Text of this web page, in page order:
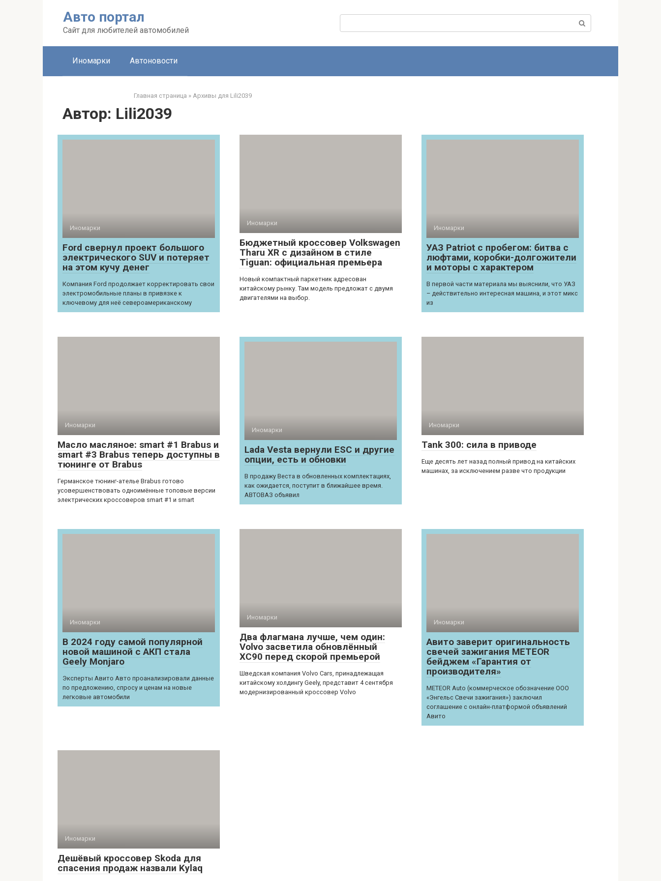
Авто портал
Сайт для любителей автомобилей
Иномарки Автоновости
Главная страница » Архивы для Lili2039
Автор: Lili2039
Иномарки
Ford свернул проект большого
электрического SUV и потеряет
на этом кучу денег
Компания Ford продолжает корректировать свои
электромобильные планы в привязке к
ключевому для неё североамериканскому
Иномарки
Бюджетный кроссовер Volkswagen
Tharu XR с дизайном в стиле
Tiguan: официальная премьера
Новый компактный паркетник адресован
китайскому рынку. Там модель предложат с двумя
двигателями на выбор.
Иномарки
УАЗ Patriot с пробегом: битва с
люфтами, коробки-долгожители
и моторы с характером
В первой части материала мы выяснили, что УАЗ
– действительно интересная машина, и этот микс
из
Иномарки
Масло масляное: smart #1 Brabus и
smart #3 Brabus теперь доступны в
тюнинге от Brabus
Германское тюнинг-ателье Brabus готово
усовершенствовать одноимённые топовые версии
электрических кроссоверов smart #1 и smart
Иномарки
Lada Vesta вернули ESC и другие
опции, есть и обновки
В продажу Веста в обновленных комплектациях,
как ожидается, поступит в ближайшее время.
АВТОВАЗ объявил
Иномарки
Tank 300: сила в приводе
Еще десять лет назад полный привод на китайских
машинах, за исключением разве что продукции
Иномарки
В 2024 году самой популярной
новой машиной с АКП стала
Geely Monjaro
Эксперты Авито Авто проанализировали данные
по предложению, спросу и ценам на новые
легковые автомобили
Иномарки
Два флагмана лучше, чем один:
Volvo засветила обновлённый
XC90 перед скорой премьерой
Шведская компания Volvo Cars, принадлежащая
китайскому холдингу Geely, представит 4 сентября
модернизированный кроссовер Volvo
Иномарки
Авито заверит оригинальность
свечей зажигания METEOR
бейджем «Гарантия от
производителя»
METEOR Auto (коммерческое обозначение ООО
«Энгельс Свечи зажигания») заключил
соглашение с онлайн-платформой объявлений
Авито
Иномарки
Дешёвый кроссовер Skoda для
спасения продаж назвали Kylaq